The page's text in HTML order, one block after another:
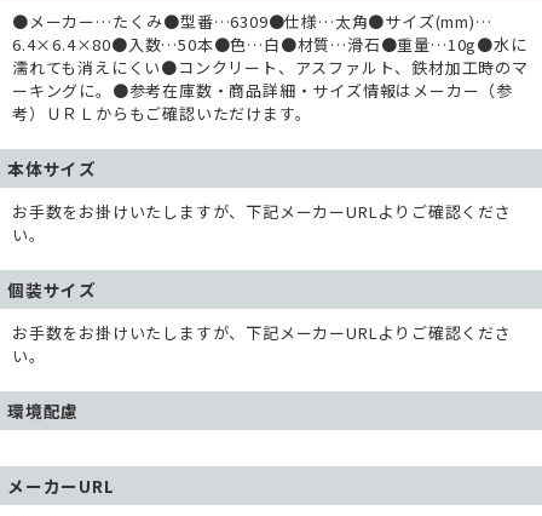
●メーカー…たくみ●型番…6309●仕様…太角●サイズ(mm)…
6.4×6.4×80●入数…50本●色…白●材質…滑石●重量…10g●水に
濡れても消えにくい●コンクリート、アスファルト、鉄材加工時のマ
ーキングに。●参考在庫数・商品詳細・サイズ情報はメーカー（参
考）ＵＲＬからもご確認いただけます。
本体サイズ
お手数をお掛けいたしますが、下記メーカーURLよりご確認くださ
い。
個装サイズ
お手数をお掛けいたしますが、下記メーカーURLよりご確認くださ
い。
環境配慮
メーカーURL